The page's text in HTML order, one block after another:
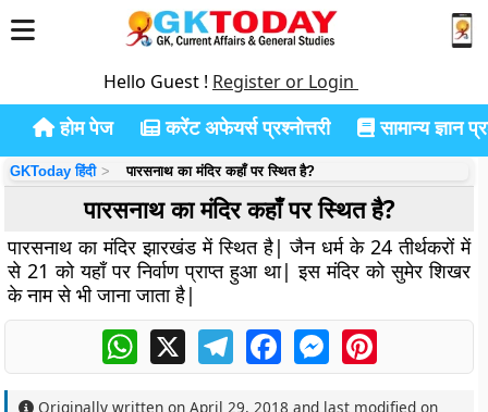
Hello Guest ! Register or Login
होम पेज करेंट अफेयर्स प्रश्नोत्तरी सामान्य ज्ञान
GKToday हिंदी पारसनाथ का मंदिर कहाँ पर स्थित है?
पारसनाथ का मंदिर कहाँ पर स्थित है?
पारसनाथ का मंदिर झारखंड में स्थित है| जैन धर्म के 24 तीर्थकरों में
से 21 को यहाँ पर निर्वाण प्राप्त हुआ था| इस मंदिर को सुमेर शिखर
के नाम से भी जाना जाता है|
WhatsApp
X TelegramFacebookMessengerPinterest
Originally written onApril 29, 2018 and last modified on